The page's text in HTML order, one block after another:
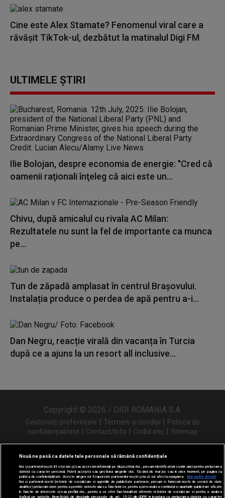
Cine este Alex Stamate? Fenomenul viral care a
răvășit TikTok-ul, dezbătut la matinalul Digi FM
ULTIMELE ȘTIRI
Ilie Bolojan, despre economia de energie: "Cred că
oamenii raţionali înţeleg că aici este un...
Chivu, după amicalul cu rivala AC Milan:
Rezultatele nu sunt la fel de importante ca munca
pe...
Tun de zăpadă amplasat în centrul Brașovului.
Instalația produce o perdea de apă pentru a-i...
Dan Negru, reacție virală din vacanța în Turcia
după ce a ajuns la un resort all inclusive...
Copyright © 2026 / DIGI ROMANIA S.A.
Gestionați preferințele | Termeni și condiții | Politica de
confidențialitate | Contact/Info | Codul etic | Sitemap
Urmărește-ne și pe
Nouă ne pasă ca datele tale personale să rămână confidențiale
Noi și partenerii noștri31 stocăm și/sau accesăm informații pe dispozitivul dvs., precum identificatorii cookie unici pentru prelucrarea
datelor cu caracter personal. Puteți accepta sau gestiona alegerile dvs. făcând clic mai jos sau în orice moment, pe pagina cu
politica de confidențialitate. Aceste alegeri vor fi raportate partenerilor noștri și nu vă vor afecta navigarea.
Mai multe detalii
Noi si partenerii nostri (retelele de socializare si agentiile de publicitate partenere, precum si furnizorii nostri de servicii de date
analitice) prelucram date pentru a permite website-ului sa functioneze, pentru a personaliza continutul si anunturile publicitare afisate
in functie de interesele si/sau profilul dvs., pentru a va oferi functionalitati aferente retelelor de socializare si pentru a analiza
traficul pe website. Beneficiati de drepturile prevazute de art. 15-22 din GDPR in legatura cu prelucrarea datelor cu caracter